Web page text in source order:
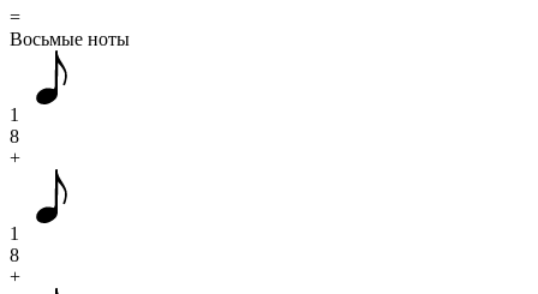
=
Восьмые ноты
1
8
+
1
8
+